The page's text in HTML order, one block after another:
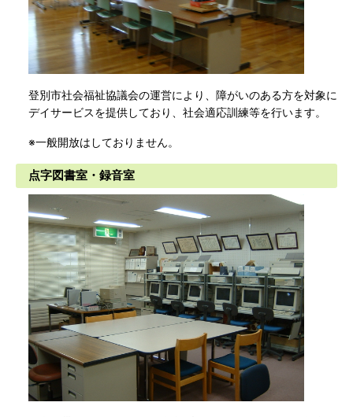
登別市社会福祉協議会の運営により、障がいのある方を対象に
デイサービスを提供しており、社会適応訓練等を行います。
※一般開放はしておりません。
点字図書室・録音室